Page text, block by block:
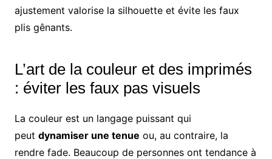
ajustement valorise la silhouette et évite les faux
plis gênants.
L’art de la couleur et des imprimés
: éviter les faux pas visuels
La couleur est un langage puissant qui
peut dynamiser une tenue ou, au contraire, la
rendre fade. Beaucoup de personnes ont tendance à